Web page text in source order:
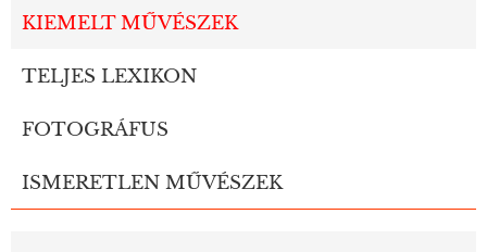
KIEMELT MŰVÉSZEK
TELJES LEXIKON
FOTOGRÁFUS
ISMERETLEN MŰVÉSZEK